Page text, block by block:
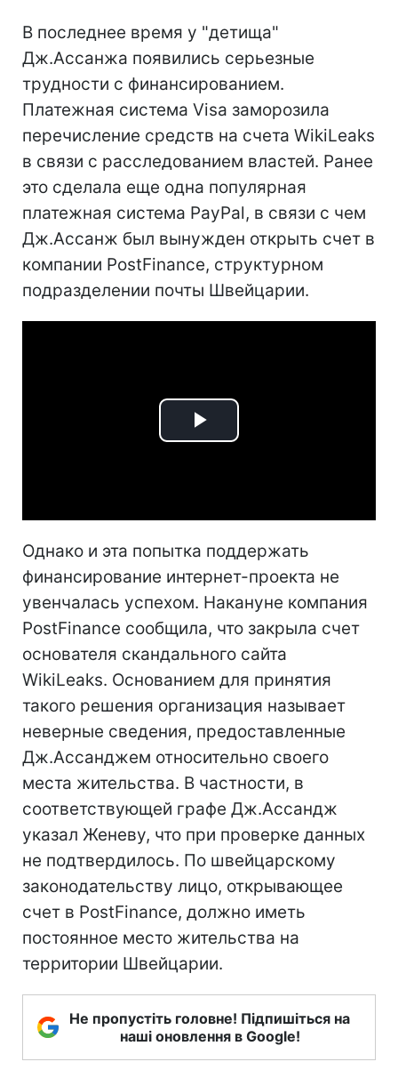
В последнее время у "детища"
Дж.Ассанжа появились серьезные
трудности с финансированием.
Платежная система Visa заморозила
перечисление средств на счета WikiLeaks
в связи с расследованием властей. Ранее
это сделала еще одна популярная
платежная система PayPal, в связи с чем
Дж.Ассанж был вынужден открыть счет в
компании PostFinance, структурном
подразделении почты Швейцарии.
Play
Однако и эта попытка поддержать
финансирование интернет-проекта не
увенчалась успехом. Накануне компания
PostFinance сообщила, что закрыла счет
основателя скандального сайта
WikiLeaks. Основанием для принятия
такого решения организация называет
неверные сведения, предоставленные
Дж.Ассанджем относительно своего
места жительства. В частности, в
соответствующей графе Дж.Ассандж
указал Женеву, что при проверке данных
не подтвердилось. По швейцарскому
законодательству лицо, открывающее
счет в PostFinance, должно иметь
постоянное место жительства на
территории Швейцарии.
Не пропустіть головне! Підпишіться на
наші оновлення в Google!